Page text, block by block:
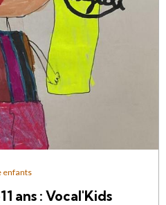
enfants
ans : Vocal'Kids